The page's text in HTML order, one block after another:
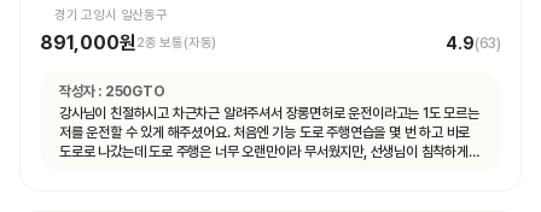
경기 고양시 일산동구
891,000원 2종 보통(자동) 4.9(63)
작성자 : 250GTO
강사님이 친절하시고 차근차근 알려주셔서 장롱면허로 운전이라고는 1도 모르는
저를 운전할 수 있게 해주셨어요. 처음엔 기능 도로 주행연습을 몇 번 하고 바로
도로로 나갔는데 도로 주행은 너무 오랜만이라 무서웠지만, 선생님이 침착하게